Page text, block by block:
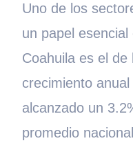
Uno de los
un papel
Coahuila es el de
crecimiento
alcanzado un
promedio